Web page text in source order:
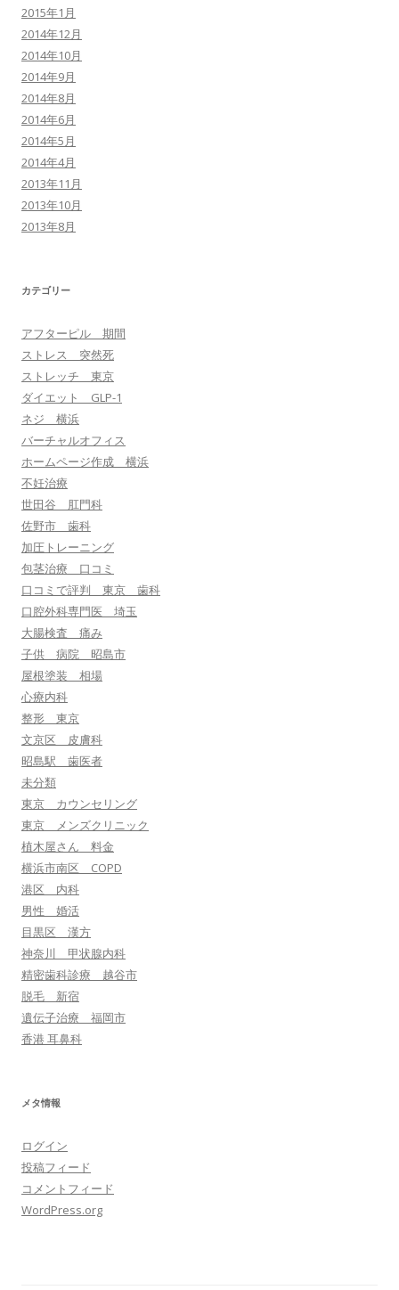
2015年1月
2014年12月
2014年10月
2014年9月
2014年8月
2014年6月
2014年5月
2014年4月
2013年11月
2013年10月
2013年8月
カテゴリー
アフターピル 期間
ストレス 突然死
ストレッチ 東京
ダイエット GLP-1
ネジ 横浜
バーチャルオフィス
ホームページ作成 横浜
不妊治療
世田谷 肛門科
佐野市 歯科
加圧トレーニング
包茎治療 口コミ
口コミで評判 東京 歯科
口腔外科専門医 埼玉
大腸検査 痛み
子供 病院 昭島市
屋根塗装 相場
心療内科
整形 東京
文京区 皮膚科
昭島駅 歯医者
未分類
東京 カウンセリング
東京 メンズクリニック
植木屋さん 料金
横浜市南区 COPD
港区 内科
男性 婚活
目黒区 漢方
神奈川 甲状腺内科
精密歯科診療 越谷市
脱毛 新宿
遺伝子治療 福岡市
香港 耳鼻科
メタ情報
ログイン
投稿フィード
コメントフィード
WordPress.org